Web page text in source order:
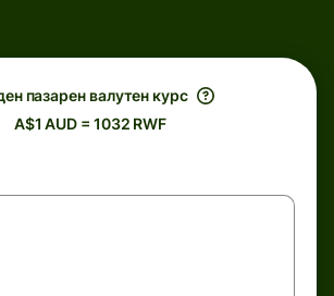
пазарен валутен курс
A$1 AUD = 1032 RWF